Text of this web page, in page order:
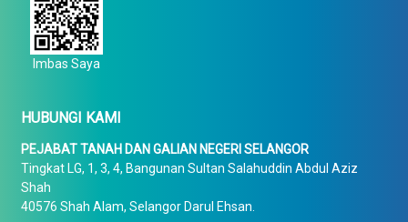
Imbas Saya
HUBUNGI KAMI
PEJABAT TANAH DAN GALIAN NEGERI SELANGOR
Tingkat LG, 1, 3, 4, Bangunan Sultan Salahuddin Abdul Aziz
Shah
40576 Shah Alam, Selangor Darul Ehsan.